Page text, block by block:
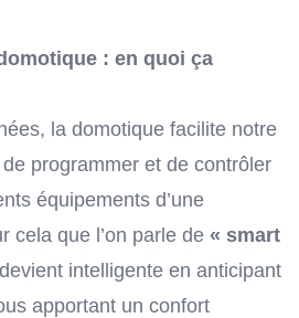
: en quoi ça
la domotique facilite notre
programmer et de contrôler
équipements d’une
cela que l’on parle de « smart
intelligente en anticipant
apportant un confort